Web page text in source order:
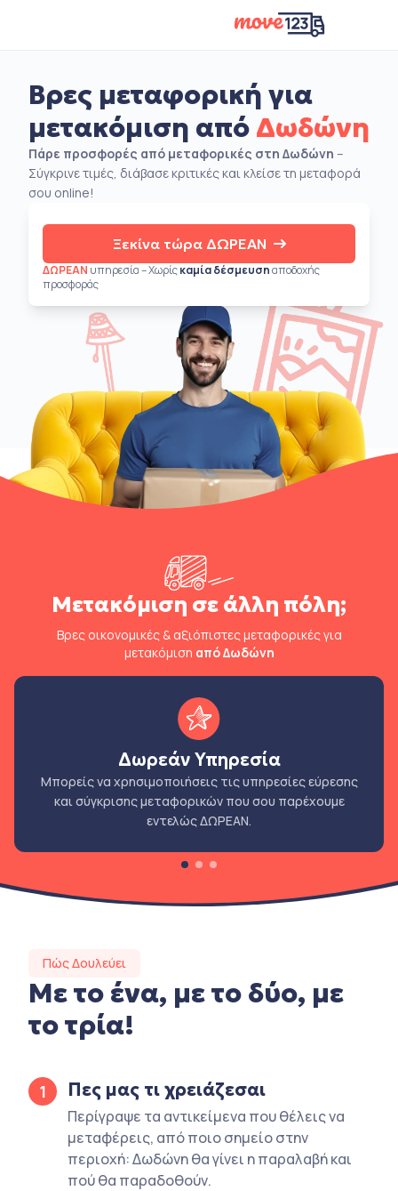
Βρες μεταφορική για
μετακόμιση από Δωδώνη
Πάρε προσφορές από μεταφορικές στη Δωδώνη –
Σύγκρινε τιμές, διάβασε κριτικές και κλείσε τη μεταφορά
σου online!
Ξεκίνα τώρα ΔΩΡΕΑΝ
ΔΩΡΕΑΝ υπηρεσία – Χωρίςκαμία δέσμευσηαποδοχής
προσφοράς
Μετακόμιση σε άλλη πόλη;
Βρες οικονομικές & αξιόπιστες μεταφορικές για
μετακόμιση από Δωδώνη
Δωρεάν Υπηρεσία
Μπορείς να χρησιμοποιήσεις τις υπηρεσίες εύρεσης
και σύγκρισης μεταφορικών που σου παρέχουμε
εντελώς ΔΩΡΕΑΝ.
Πώς Δουλεύει
Με το ένα, με το δύο, με
το τρία!
1 Πες μας τι χρειάζεσαι
Περίγραψε τα αντικείμενα που θέλεις να
μεταφέρεις, από ποιο σημείο στην
περιοχή: Δωδώνη θα γίνει η παραλαβή και
πού θα παραδοθούν.